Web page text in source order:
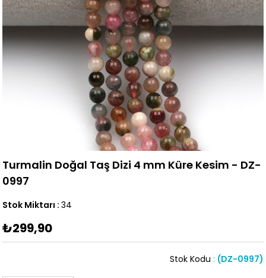
Turmalin Doğal Taş Dizi 4 mm Küre Kesim - DZ-
0997
Stok Miktarı : 34
₺299,90
(DZ-0997)
Stok Kodu